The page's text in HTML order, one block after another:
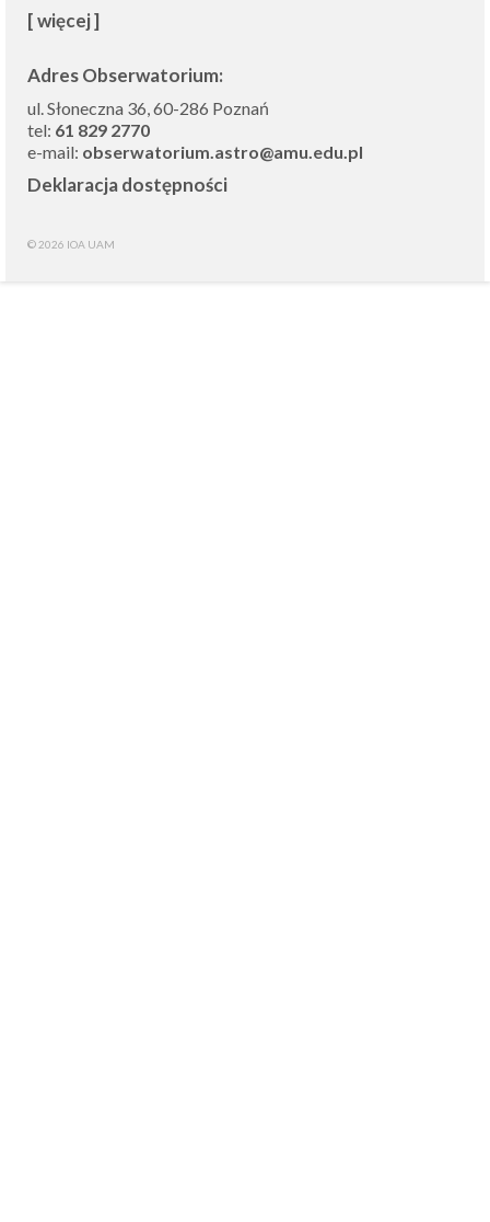
[ więcej ]
Adres Obserwatorium:
ul. Słoneczna 36, 60-286 Poznań
tel: 61 829 2770
e-mail: obserwatorium.astro@amu.edu.pl
Deklaracja dostępności
© 2026 IOA UAM